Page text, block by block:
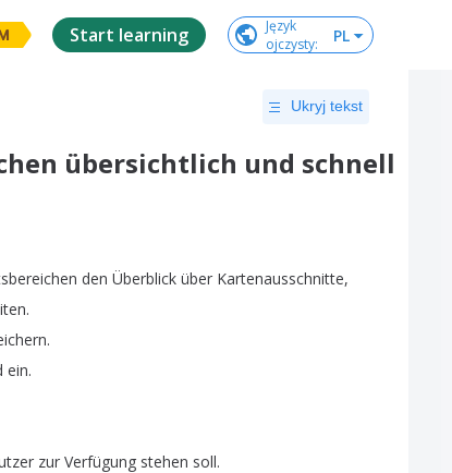
Start learning
Język
ojczysty: PL
Ukryj tekst
übersichtlich und schnell
den Überblick über Kartenausschnitte,
.
.
ein.
zur Verfügung stehen soll.